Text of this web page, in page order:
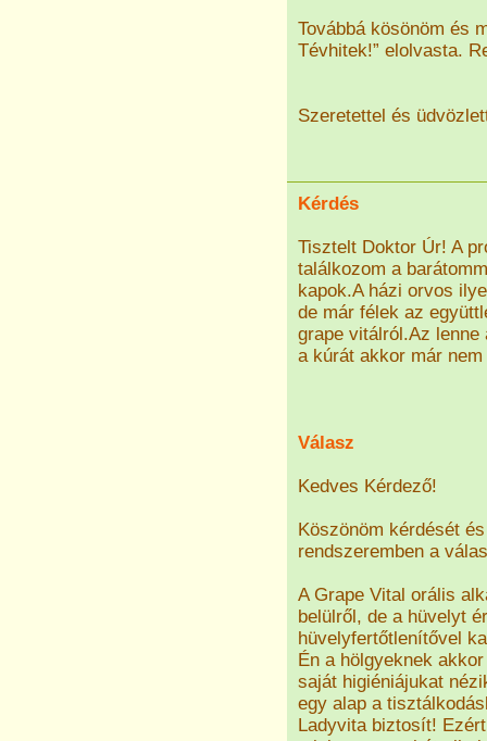
Továbbá kösönöm és
Tévhitek!” elolvasta.
Szeretettel és
Kérdés
Tisztelt Doktor Úr! A
találkozom a
kapok.A házi orvos
de már félek az
grape vitálról.Az
a kúrát akkor már
Válasz
Kedves Kérdező!
Köszönöm kérdését
rendszeremben a
A Grape Vital orális
belülről, de a hüvelyt
hüvelyfertőtlenítővel
Én a hölgyeknek
saját higiéniájukat
egy alap a
Ladyvita biztosít!